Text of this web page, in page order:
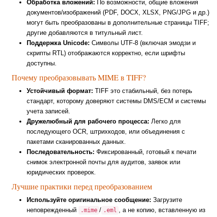
Обработка вложений: По возможности, общие вложения
документов/изображений (PDF, DOCX, XLSX, PNG/JPG и др.)
могут быть преобразованы в дополнительные страницы TIFF;
другие добавляются в титульный лист.
Поддержка Unicode: Символы UTF-8 (включая эмодзи и
скрипты RTL) отображаются корректно, если шрифты
доступны.
Почему преобразовывать MIME в TIFF?
Устойчивый формат: TIFF это стабильный, без потерь
стандарт, которому доверяют системы DMS/ECM и системы
учета записей.
Дружелюбный для рабочего процесса: Легко для
последующего OCR, штрихкодов, или объединения с
пакетами сканированных данных.
Последовательность: Фиксированный, готовый к печати
снимок электронной почты для аудитов, заявок или
юридических проверок.
Лучшие практики перед преобразованием
Используйте оригинальное сообщение: Загрузите
неповрежденный
.mime / .eml , а не копию, вставленную из